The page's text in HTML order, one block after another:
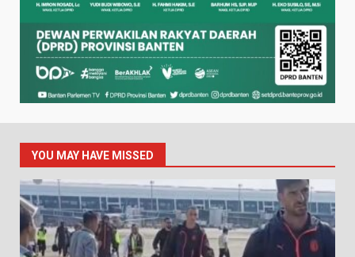
YOU MAY HAVE MISSED